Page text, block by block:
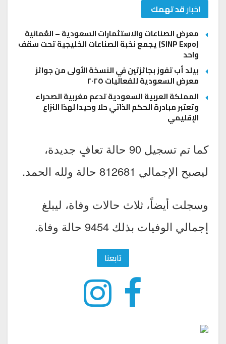
اخبارقد تهمك
معرض الصناعات والاستثمارات السعودية – العُمانية
(SINP Expo) يجمع نخبة الصناعات الخليجية تحت سقف
واحد
بيلد أب تفوز بجائزتين في النسخة الأولى من جوائز
معرض السعودية للفعاليات ٢٠٢٥
المملكة العربية السعودية تدعم مغربية الصحراء
وتعتبر مبادرة الحكم الذاتي حلا وحيدا لهذا النزاع
الإقليمي
كما تم تسجيل 90 حالة تعافٍ جديدة،
ليصبح الإجمالي 812681 حالة ولله الحمد.
وسجلت أيضاً، ثلاث حالات وفاة، ليبلغ
إجمالي الوفيات بذلك 9454 حالة وفاة.
تابعنا